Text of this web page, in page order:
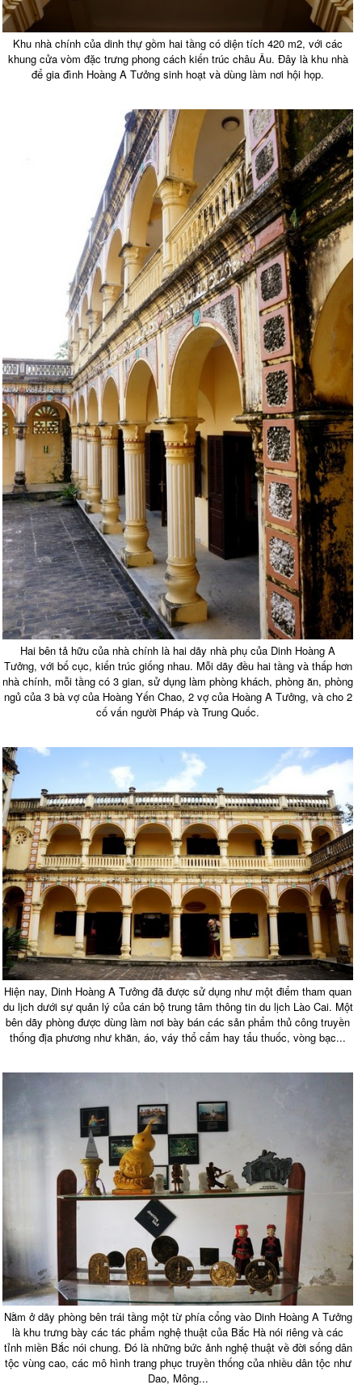
Khu nhà chính của dinh thự gồm hai tầng có diện tích 420 m2, với các
khung cửa vòm đặc trưng phong cách kiến trúc châu Âu. Đây là khu nhà
để gia đình Hoàng A Tưởng sinh hoạt và dùng làm nơi hội họp.
Hai bên tả hữu của nhà chính là hai dãy nhà phụ của Dinh Hoàng A
Tưởng, với bố cục, kiến trúc giống nhau. Mỗi dãy đều hai tầng và thấp hơn
nhà chính, mỗi tầng có 3 gian, sử dụng làm phòng khách, phòng ăn, phòng
ngủ của 3 bà vợ của Hoàng Yến Chao, 2 vợ của Hoàng A Tưởng, và cho 2
cố vấn người Pháp và Trung Quốc.
Hiện nay, Dinh Hoàng A Tưởng đã được sử dụng như một điểm tham quan
du lịch dưới sự quản lý của cán bộ trung tâm thông tin du lịch Lào Cai. Một
bên dãy phòng được dùng làm nơi bày bán các sản phẩm thủ công truyền
thống địa phương như khăn, áo, váy thổ cẩm hay tẩu thuốc, vòng bạc...
Nằm ở dãy phòng bên trái tầng một từ phía cổng vào Dinh Hoàng A Tưởng
là khu trưng bày các tác phẩm nghệ thuật của Bắc Hà nói riêng và các
tỉnh miền Bắc nói chung. Đó là những bức ảnh nghệ thuật về đời sống dân
tộc vùng cao, các mô hình trang phục truyền thống của nhiều dân tộc như
Dao, Mông...